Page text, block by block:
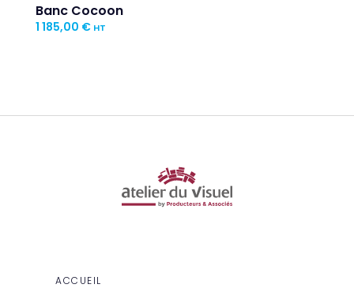
Banc Cocoon
1 185,00 € HT
ACCUEIL